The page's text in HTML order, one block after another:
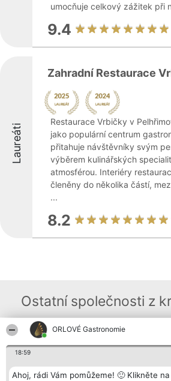
ORLOVÉ Gastronomie
18:59
Ahoj, rádi Vám pomůžeme! 🙂 Klikněte na
umocňuje celkový zážitek při
9.4
Laureáti
Zahradní Restaurace
Restaurace Vrbičky v
jako populární centrum
přitahuje návštěvníky svým
výběrem kulinářských
atmosférou. Interiéry
členěny do několika částí,
...
8.2
Ostatní společnosti z
Organizátor hlasování
Bright Side Solutions sp. z o.
ul. Ruska 22
Wrocław 50-079
Vítězové
laureátů
Zásady